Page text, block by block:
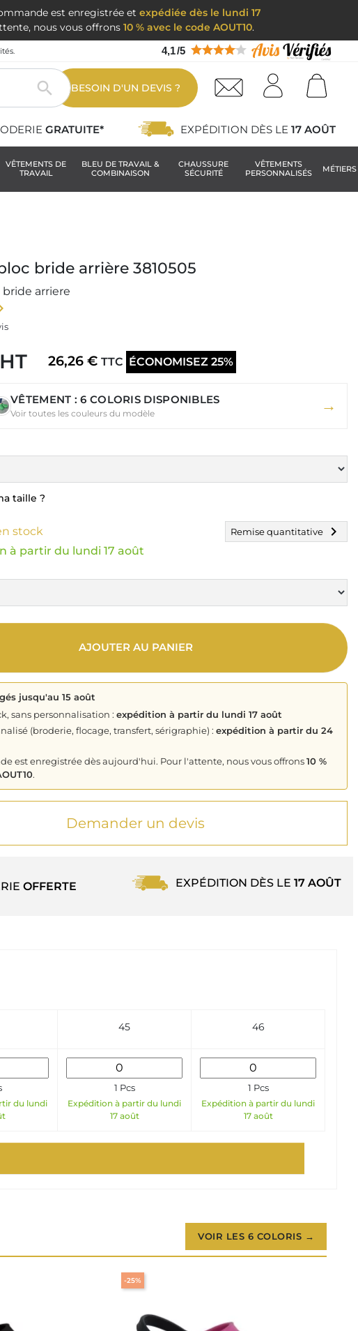
est enregistrée etexpédiée dès le lundi 17
nous vous offrons 10 % avec le code AOUT10.
4,1/5
 BESOIN D'UN DEVIS ?
GRATUITE* EXPÉDITION DÈS LE 17 AOÛT
VÊTEMENTS DE
TRAVAIL
BLEU DE TRAVAIL &
COMBINAISON
CHAUSSURE
SÉCURITÉ
VÊTEMENTS
PERSONNALISÉS
MÉTIERS
bride arrière 3810505
arriere
26,26 € TTC ÉCONOMISEZ 25%
VÊTEMENT : 6 COLORIS DISPONIBLES
Voir toutes les couleurs du modèle →
taille ?
stock
à partir du lundi 17 août
Remise quantitative chevron_right
AJOUTER AU PANIER
jusqu'au 15 août
sans personnalisation : expédition à partir du lundi 17 août
(broderie, flocage, transfert, sérigraphie) : expédition à partir du 24
est enregistrée dès aujourd'hui. Pour l'attente, nous vous offrons10 %
.
Demander un devis
OFFERTE EXPÉDITION DÈS LE 17 AOÛT
45 46
du lundi
1 Pcs
Expédition à partir du lundi
17 août
1 Pcs
Expédition à partir du lundi
17 août
VOIR LES 6 COLORIS →
-25%